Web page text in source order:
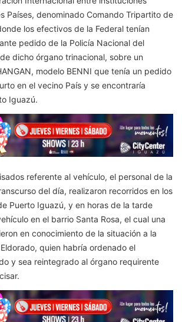
Países, denominado Comando Tripartito de
los efectivos de la Federal tenían
pedido de la Policía Nacional del
dicho órgano trinacional, sobre un
modelo BENNI que tenía un pedido
en el vecino País y se encontraría
Iguazú.
referente al vehículo, el personal de la
del día, realizaron recorridos en los
Puerto Iguazú, y en horas de la tarde
en el barrio Santa Rosa, el cual una
en conocimiento de la situación a la
quien habría ordenado el
y sea reintegrado al órgano requirente